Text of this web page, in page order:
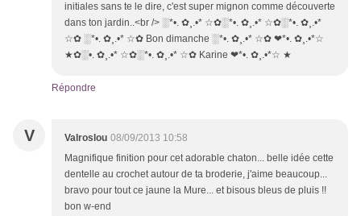
initiales sans te le dire, c'est super mignon comme découverte
dans ton jardin..<br /> ░*•. ✿¸.•* ☆✿░*•. ✿¸.•* ☆✿░*•. ✿¸.•*
☆✿ ░*•. ✿¸.•* ☆✿ Bon dimanche ░*•. ✿¸.•* ☆✿ ❤*•. ✿¸.•*☆
★✿░•. ✿¸.•* ☆✿░*•. ✿¸.•* ☆✿ Karine ❤*•. ✿¸.•*☆ ★
Répondre
V Valroslou 08/09/2013 10:58
Magnifique finition pour cet adorable chaton... belle idée cette
dentelle au crochet autour de ta broderie, j'aime beaucoup...
bravo pour tout ce jaune la Mure... et bisous bleus de pluis !!
bon w-end